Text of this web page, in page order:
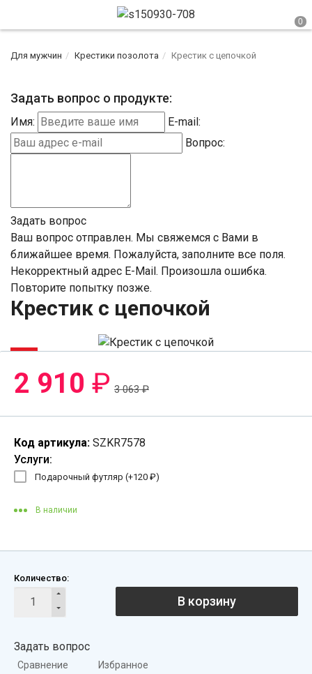
Для мужчин Крестики позолота Крестик с цепочкой
Задать вопрос о продукте:
Имя:
E-mail:
Вопрос:
Задать вопрос
Ваш вопрос отправлен. Мы свяжемся с Вами в
ближайшее время. Пожалуйста, заполните все поля.
Некорректный адрес E-Mail. Произошла ошибка.
Повторите попытку позже.
Крестик с цепочкой
-5%
2 910 ₽ 3 063₽
Код артикула: SZKR7578
Услуги:
Подарочный футляр (+120 ₽)
В наличии
Количество:
В корзину
Задать вопрос
Сравнение Избранное